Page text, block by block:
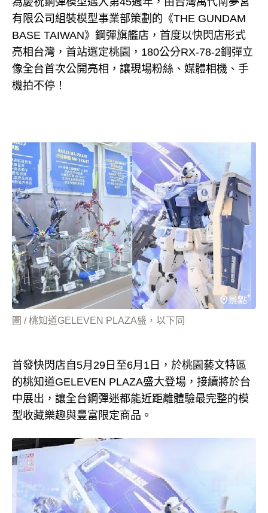
有限公司組裝模型事業部策劃的《THE GUNDAM
BASE TAIWAN》鋼彈旗艦店，首度以快閃店形式
亮相台灣，首站選定桃園，180公分RX-78-2鋼彈立
像全台首次公開亮相，讓現場粉絲、媒體相機、手
機拍不停！
圖 / 桃知道GELEVEN PLAZA盛，以下同
首發快閃店自5月29日至6月1日，於桃園藝文特區
的桃知道GELEVEN PLAZA盛大登場，接續將於台
中展出，讓全台鋼彈迷都能近距離體驗最完整的模
型收藏樂趣與豐富限定商品。